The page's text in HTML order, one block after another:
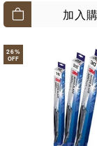
加入
26%
OFF